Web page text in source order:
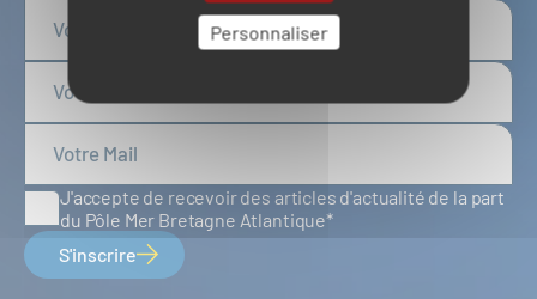
Personnaliser
J'accepte de recevoir des articles d'actualité de la part
du Pôle Mer Bretagne Atlantique
S'inscrire